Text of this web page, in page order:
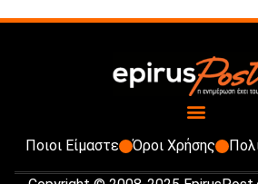
Ποιοι Είμαστε Όροι Χρήσης